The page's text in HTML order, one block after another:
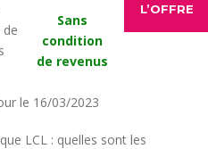
Sans
condition
de revenus
L’OFFRE
le 16/03/2023
LCL : quelles sont les